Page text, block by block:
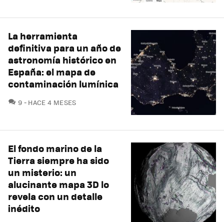
La herramienta
definitiva para un año de
astronomía histórico en
España: el mapa de
contaminación lumínica
9 COMENTARIOS
HACE 4 MESES
El fondo marino de la
Tierra siempre ha sido
un misterio: un
alucinante mapa 3D lo
revela con un detalle
inédito